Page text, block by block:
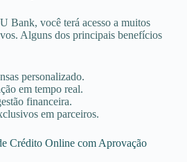
Bank, você terá acesso a muitos
Alguns dos principais benefícios
personalizado.
em tempo real.
financeira.
em parceiros.
Crédito Online com Aprovação